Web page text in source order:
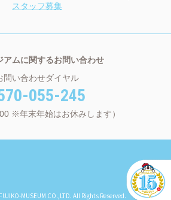
スタッフ募集
アムに関するお問い合わせ
問い合わせダイヤル
055-245
※年末年始はお休みします）
MUSEUM CO.,LTD. All Rights Reserved.